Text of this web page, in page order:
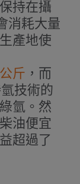
持在攝
消耗大量
產地使
斤 ，而
技術的
氫。然
油便宜
超過了